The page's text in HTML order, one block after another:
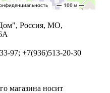
Россия, МО,
97; +7(936)513-20-30
магазина носит